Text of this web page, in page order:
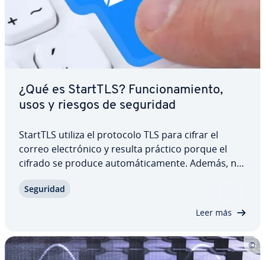
¿Qué es StartTLS? Fu­n­cio­na­mie­n­to,
usos y riesgos de seguridad
StartTLS utiliza el protocolo TLS para cifrar el
correo ele­c­tró­ni­co y resulta práctico porque el
cifrado se produce au­to­má­ti­ca­me­n­te. Además, no
que StartTLS puede in­te­grar­se fá­ci­l­me­n­te en el fu­
Seguridad
Leer más